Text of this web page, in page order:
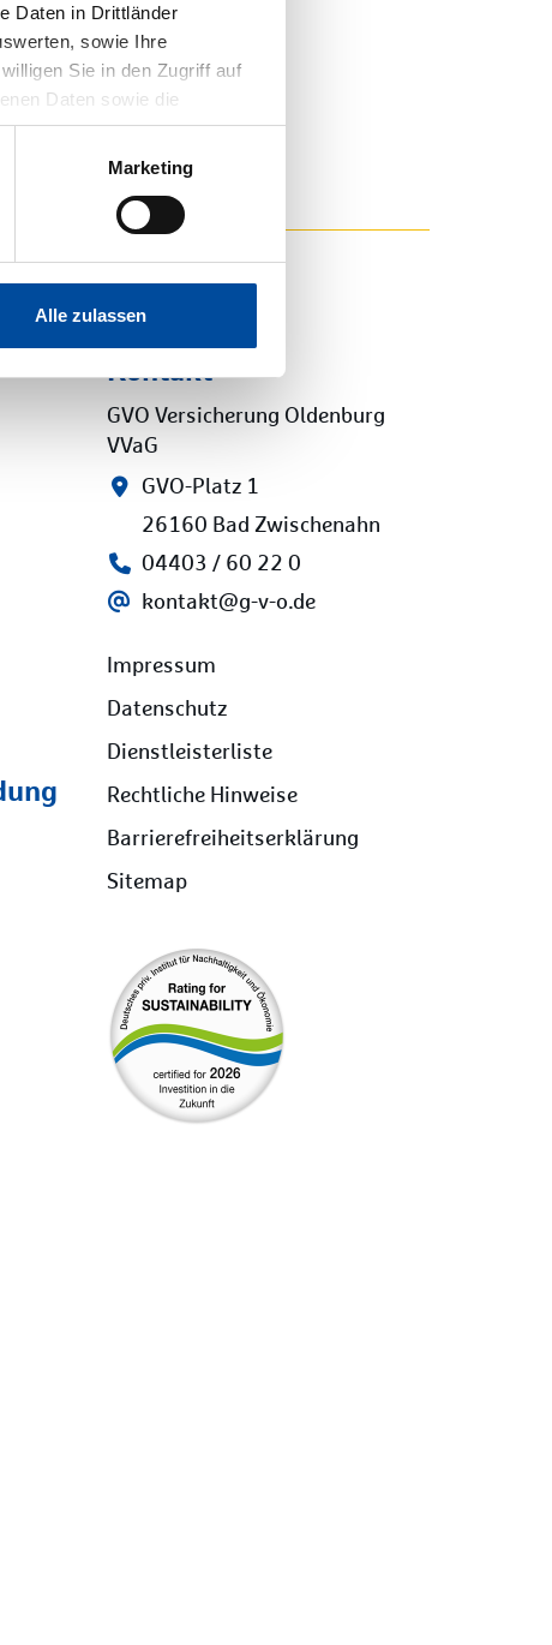
Daten in Drittländer
sowie Ihre
Sie in den Zugriff auf
Daten sowie die
widerrufen. Nähere
Hinweise zum
Marketing
Alle zulassen
Kontakt
GVO Versicherung Oldenburg
VVaG
GVO-Platz 1
26160 Bad Zwischenahn
04403 / 60 22 0
kontakt@g-v-o.de
Impressum
Datenschutz
Dienstleisterliste
Rechtliche Hinweise
Barrierefreiheitserklärung
Sitemap